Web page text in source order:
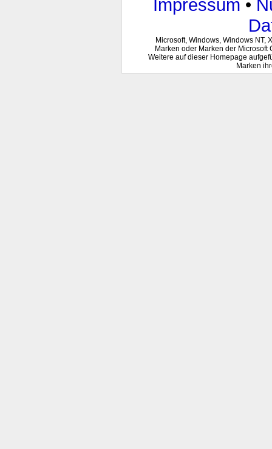
Impressum •
Microsoft, Windows, Windows NT,
Marken oder Marken der
Weitere auf dieser Homepage
Marken